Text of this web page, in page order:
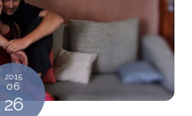
2015
06
26